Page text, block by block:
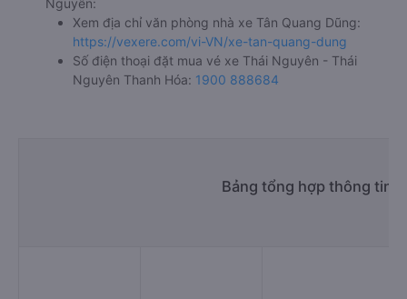
Nguyên:
Xem địa chỉ văn phòng nhà xe Tân Quang Dũng:
https://vexere.com/vi-VN/xe-tan-quang-dung
Số điện thoại đặt mua vé xe Thái Nguyên - Thái
Nguyên Thanh Hóa: 1900 888684
Bảng tổng hợp thông tin